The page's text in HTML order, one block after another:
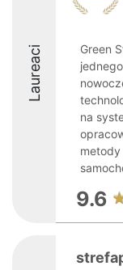
Laureaci
Green
na
9.6